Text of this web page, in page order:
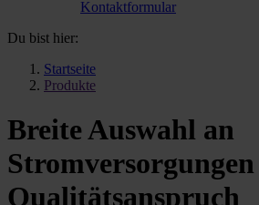
Kontaktformular
Du bist hier:
Startseite
Produkte
Breite Auswahl an
Qualitätsanspruch